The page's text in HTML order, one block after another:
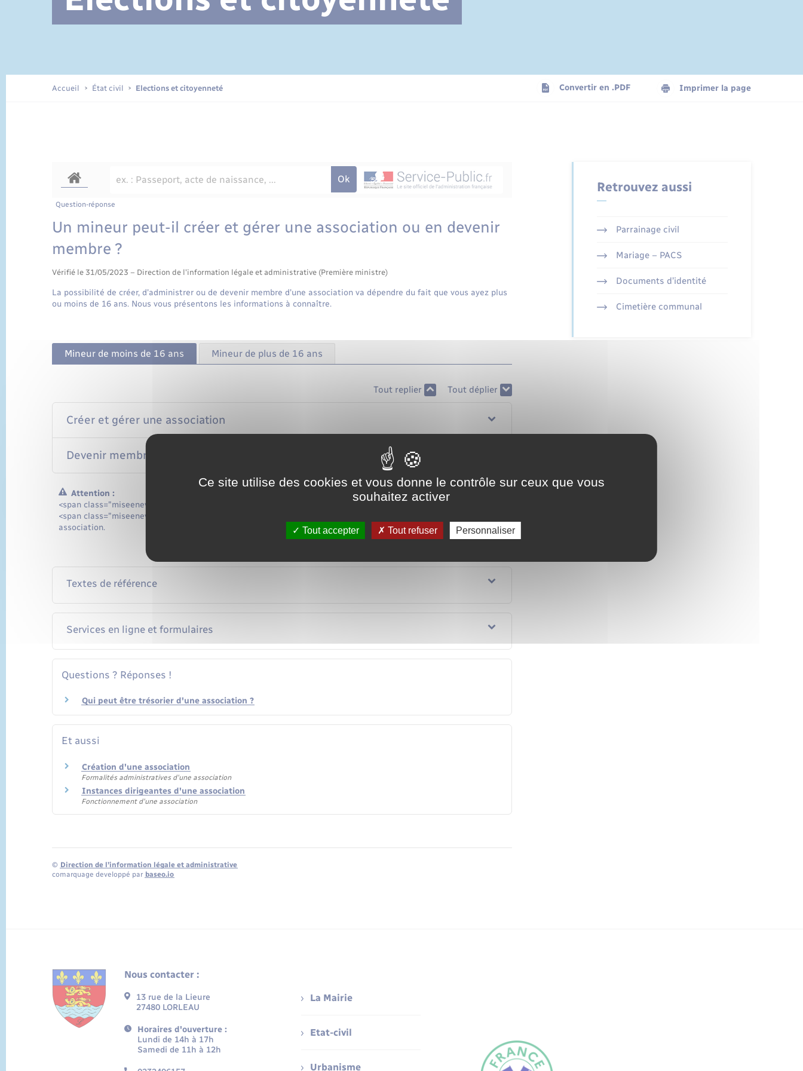
Documents d’identité Cimetière communal
Accueil État civil Elections et citoyenneté Convertir en .PDF Imprimer la page
Question-réponse
Un mineur peut-il créer et gérer une association ou en devenir
membre ?
Vérifié le 31/05/2023 – Direction de l'information légale et administrative (Première ministre)
La possibilité de créer, d'administrer ou de devenir membre d'une association va dépendre du fait que vous ayez plus
ou moins de 16 ans. Nous vous présentons les informations à connaître.
Mineur de moins de 16 ans Mineur de plus de 16 ans
Tout replier Tout déplier
Créer et gérer une association
Devenir membre d'une association
Attention :
<span class="miseenevidence">Les règles décrites ne s'appliquent pas en Alsace-Moselle où </span>vous pouvez,
<span class="miseenevidence">quel que soit votre âge</span>, créer, administrer ou devenir membre d'une
association.
Textes de référence
Services en ligne et formulaires
Questions ? Réponses !
Qui peut être trésorier d'une association ?
Et aussi
Création d'une association
Formalités administratives d'une association
Instances dirigeantes d'une association
Fonctionnement d'une association
© Direction de l’information légale et administrative
comarquage developpé par baseo.io
Retrouvez aussi
Parrainage civil
Mariage – PACS
Documents d’identité
Cimetière communal
Nous contacter :
13 rue de la Lieure
27480 LORLEAU
Horaires d'ouverture :
Lundi de 14h à 17h
Samedi de 11h à 12h
La Mairie
Etat-civil
Urbanisme
Ce site utilise des cookies et vous donne le contrôle sur ceux que vous
souhaitez activer
Tout accepter Tout refuser Personnaliser